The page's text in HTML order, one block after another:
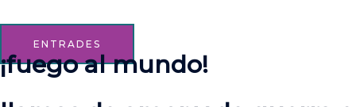
ENTRADES
¡fuego al mundo!